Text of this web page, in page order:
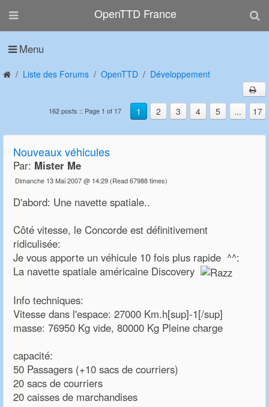
OpenTTD France
Menu
Liste des Forums OpenTTD Développement
1 2 3 4 5 ... 17
162 posts :: Page 1 of 17
Nouveaux véhicules
Par: Mister Me
Dimanche 13 Mai 2007 @ 14:29 (Read 67988 times)
D'abord: Une navette spatiale..
Côté vitesse, le Concorde est définitivement
ridiculisée:
Je vous apporte un véhicule 10 fois plus rapide ^^:
La navette spatiale américaine Discovery
Info techniques:
Vitesse dans l'espace: 27000 Km.h[sup]-1[/sup]
masse: 76950 Kg vide, 80000 Kg Pleine charge
capacité:
50 Passagers (+10 sacs de courriers)
20 sacs de courriers
20 caisses de marchandises